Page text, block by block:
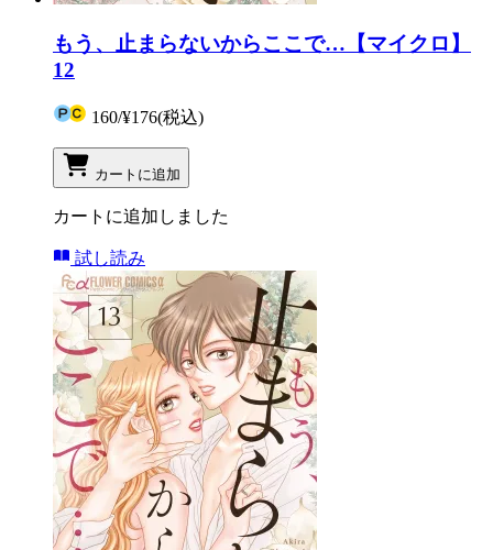
もう、止まらないからここで…【マイクロ】
12
160/¥176(税込)
カートに追加
カートに追加しました
試し読み